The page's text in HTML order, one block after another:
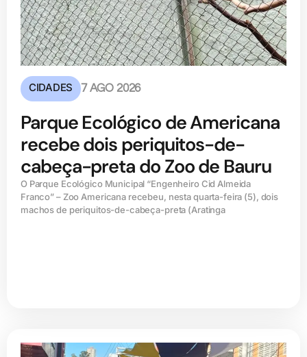
CIDADES 7 AGO 2026
Parque Ecológico de Americana
recebe dois periquitos-de-
cabeça-preta do Zoo de Bauru
O Parque Ecológico Municipal “Engenheiro Cid Almeida
Franco” – Zoo Americana recebeu, nesta quarta-feira (5), dois
machos de periquitos-de-cabeça-preta (Aratinga